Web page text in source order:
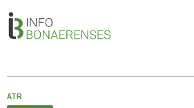
ATR